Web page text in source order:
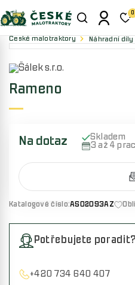
0
České malotraktory Náhradní díly
Rameno
Na dotaz
Skladem
3 až 4
Katalogové číslo:AS02093AZ
Potřebujete poradit?
+420 734 640 407